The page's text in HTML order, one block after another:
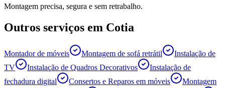
Montagem precisa, segura e sem retrabalho.
Outros serviços em Cotia
Montador de móveis Montagem de sofá retrátil
Instalação de
TV
Instalação de Quadros Decorativos
Instalação de
fechadura digital
Consertos e Reparos em móveis Montagem